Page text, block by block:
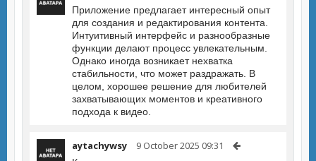
Приложение предлагает интересный опыт
для создания и редактирования контента.
Интуитивный интерфейс и разнообразные
функции делают процесс увлекательным.
Однако иногда возникает нехватка
стабильности, что может раздражать. В
целом, хорошее решение для любителей
захватывающих моментов и креативного
подхода к видео.
aytachywsy 9 October 2025 09:31